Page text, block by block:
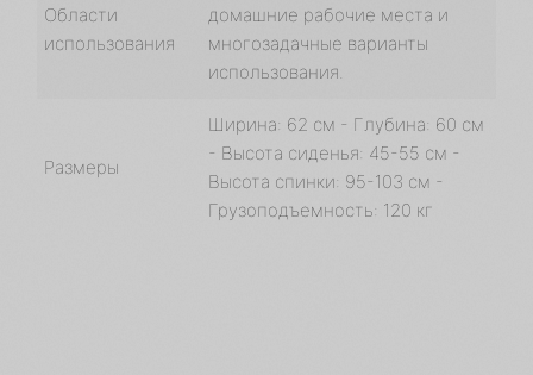
Области
использования
домашние рабочие места и
многозадачные варианты
использования.
Размеры
Ширина: 62 см - Глубина: 60 см
- Высота сиденья: 45-55 см -
Высота спинки: 95-103 см -
Грузоподъемность: 120 кг